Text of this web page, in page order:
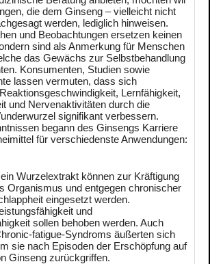
die dem Ginseng – vielleicht nicht
werden, lediglich hinweisen.
und Beobachtungen ersetzen keinen
sind als Anmerkung für Menschen
das Gewächs zur Selbstbehandlung
Konsumenten, Studien sowie
lassen vermuten, dass sich
Lernfähigkeit,
und Nervenaktivitäten durch die
signifikant verbessern.
begann des Ginsengs Karriere
für verschiedenste Anwendungen:
Wurzelextrakt können zur Kräftigung
Organismus und entgegen chronischer
eingesetzt werden.
und
sollen behoben werden. Auch
fatigue-Syndroms äußerten sich
sie nach Episoden der Erschöpfung auf
Ginseng zurückgriffen.